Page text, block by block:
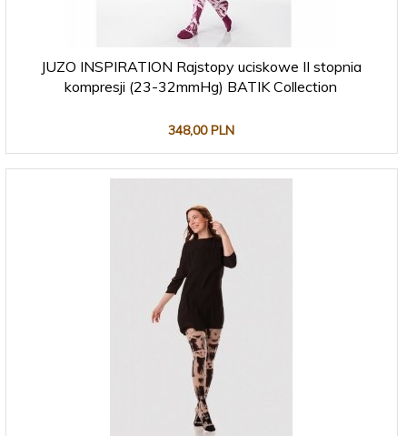
JUZO INSPIRATION Rajstopy uciskowe II stopnia
kompresji (23-32mmHg) BATIK Collection
348,00 PLN